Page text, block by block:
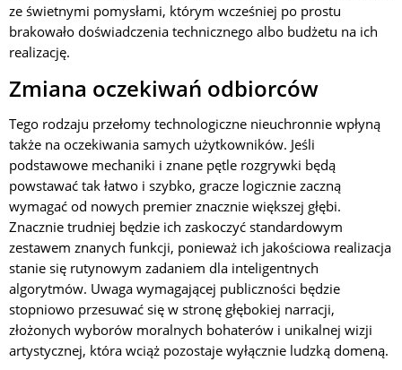
ze świetnymi pomysłami, którym wcześniej po prostu
brakowało doświadczenia technicznego albo budżetu na ich
realizację.
Zmiana oczekiwań odbiorców
Tego rodzaju przełomy technologiczne nieuchronnie wpłyną
także na oczekiwania samych użytkowników. Jeśli
podstawowe mechaniki i znane pętle rozgrywki będą
powstawać tak łatwo i szybko, gracze logicznie zaczną
wymagać od nowych premier znacznie większej głębi.
Znacznie trudniej będzie ich zaskoczyć standardowym
zestawem znanych funkcji, ponieważ ich jakościowa realizacja
stanie się rutynowym zadaniem dla inteligentnych
algorytmów. Uwaga wymagającej publiczności będzie
stopniowo przesuwać się w stronę głębokiej narracji,
złożonych wyborów moralnych bohaterów i unikalnej wizji
artystycznej, która wciąż pozostaje wyłącznie ludzką domeną.